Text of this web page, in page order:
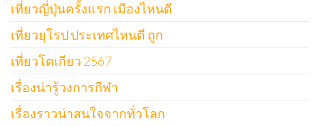
เที่ยวญี่ปุ่นครั้งแรก เมืองไหนดี
เที่ยวยุโรป ประเทศไหนดี ถูก
เที่ยวโตเกียว 2567
เรื่องน่ารู้วงการกีฬา
เรื่องราวน่าสนใจจากทั่วโลก